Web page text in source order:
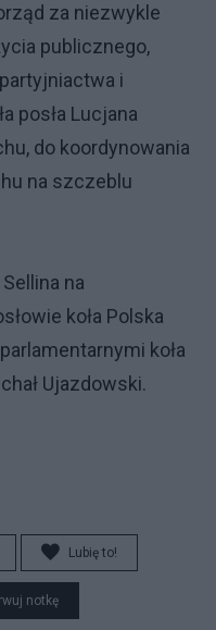
za niezwykle
publicznego,
i
posła Lucjana
do koordynowania
na szczeblu
na
koła Polska
koła
Ujazdowski.
Lubię to!
notkę